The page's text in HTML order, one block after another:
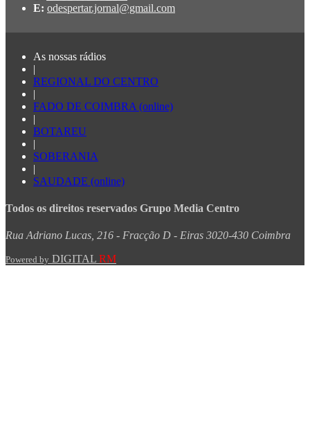
E: odespertar.jornal@gmail.com
As nossas rádios
|
REGIONAL DO CENTRO
|
FADO DE COIMBRA (online)
|
BOTAREU
|
SOBERANIA
|
SAUDADE (online)
Todos os direitos reservados Grupo Media Centro
Rua Adriano Lucas, 216 - Fracção D - Eiras 3020-430 Coimbra
Powered by DIGITAL RM